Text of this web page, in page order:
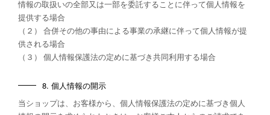
情報の取扱いの全部又は一部を委託することに伴って個人情報を
提供する場合
（２） 合併その他の事由による事業の承継に伴って個人情報が提
供される場合
（３） 個人情報保護法の定めに基づき共同利用する場合
8. 個人情報の開示
当ショップは、お客様から、個人情報保護法の定めに基づき個人